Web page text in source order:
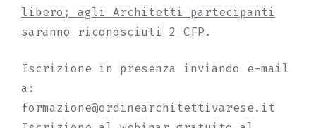
libero; agli Architetti partecipanti
saranno riconosciuti 2 CFP .
Iscrizione in presenza inviando e-mail
a:
formazione@ordinearchitettivarese.it